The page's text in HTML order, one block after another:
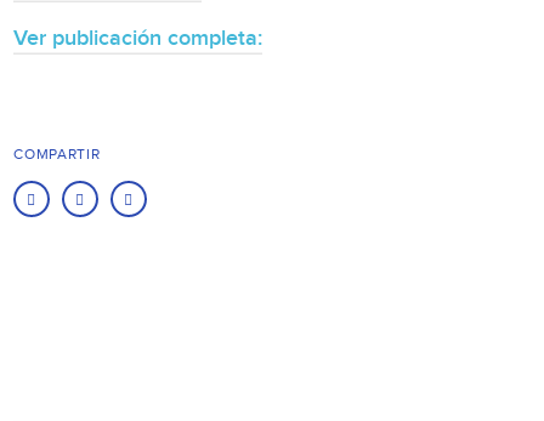
Ver publicación completa:
COMPARTIR